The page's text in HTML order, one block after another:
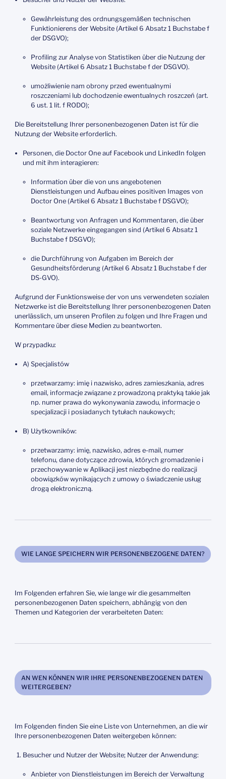
Gewährleistung des ordnungsgemäßen technischen
Funktionierens der Website (Artikel 6 Absatz 1 Buchstabe f
der DSGVO);
Profiling zur Analyse von Statistiken über die Nutzung der
Website (Artikel 6 Absatz 1 Buchstabe f der DSGVO).
umożliwienie nam obrony przed ewentualnymi
roszczeniami lub dochodzenie ewentualnych roszczeń (art.
6 ust. 1 lit. f RODO);
Die Bereitstellung Ihrer personenbezogenen Daten ist für die
Nutzung der Website erforderlich.
Personen, die Doctor One auf Facebook und LinkedIn folgen
und mit ihm interagieren:
Information über die von uns angebotenen
Dienstleistungen und Aufbau eines positiven Images von
Doctor One (Artikel 6 Absatz 1 Buchstabe f DSGVO);
Beantwortung von Anfragen und Kommentaren, die über
soziale Netzwerke eingegangen sind (Artikel 6 Absatz 1
Buchstabe f DSGVO);
die Durchführung von Aufgaben im Bereich der
Gesundheitsförderung (Artikel 6 Absatz 1 Buchstabe f der
DS-GVO).
Aufgrund der Funktionsweise der von uns verwendeten sozialen
Netzwerke ist die Bereitstellung Ihrer personenbezogenen Daten
unerlässlich, um unseren Profilen zu folgen und Ihre Fragen und
Kommentare über diese Medien zu beantworten.
W przypadku:
A) Specjalistów
przetwarzamy: imię i nazwisko, adres zamieszkania, adres
email, informacje związane z prowadzoną praktyką takie jak
np. numer prawa do wykonywania zawodu, informacje o
specjalizacji i posiadanych tytułach naukowych;
B) Użytkowników:
przetwarzamy: imię, nazwisko, adres e-mail, numer
telefonu, dane dotyczące zdrowia, których gromadzenie i
przechowywanie w Aplikacji jest niezbędne do realizacji
obowiązków wynikających z umowy o świadczenie usług
drogą elektroniczną.
WIE LANGE SPEICHERN WIR PERSONENBEZOGENE DATEN?
Im Folgenden erfahren Sie, wie lange wir die gesammelten
personenbezogenen Daten speichern, abhängig von den
Themen und Kategorien der verarbeiteten Daten:
AN WEN KÖNNEN WIR IHRE PERSONENBEZOGENEN DATEN
WEITERGEBEN?
Im Folgenden finden Sie eine Liste von Unternehmen, an die wir
Ihre personenbezogenen Daten weitergeben können:
Besucher und Nutzer der Website; Nutzer der Anwendung:
Anbieter von Dienstleistungen im Bereich der Verwaltung